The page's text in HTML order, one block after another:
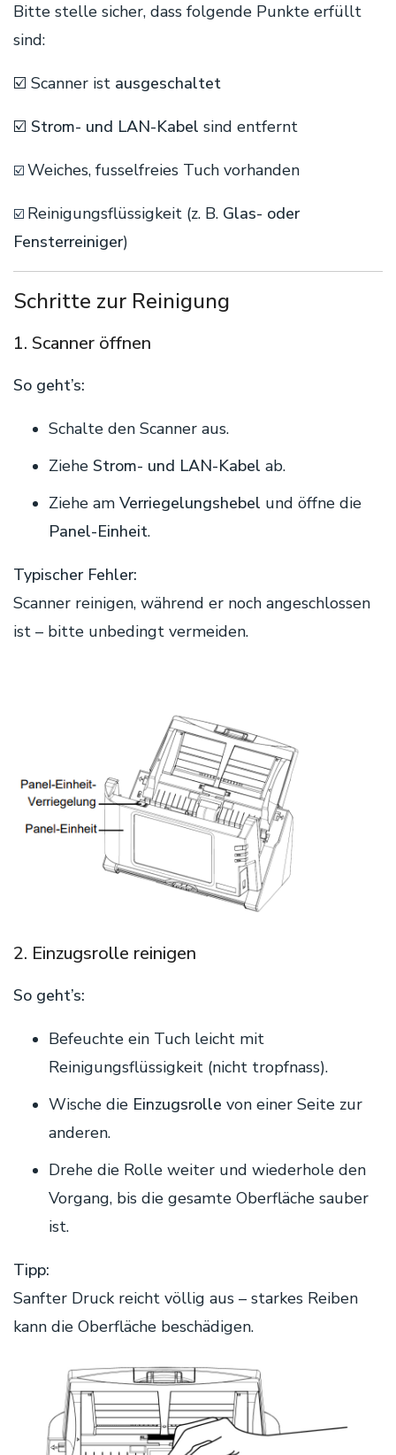
Bitte stelle sicher, dass folgende Punkte erfüllt
sind:
☑️ Scanner ist ausgeschaltet
☑️ Strom- und LAN-Kabel sind entfernt
☑️ Weiches, fusselfreies Tuch vorhanden
☑️ Reinigungsflüssigkeit (z. B. Glas- oder
Fensterreiniger)
Schritte zur Reinigung
1. Scanner öffnen
So geht’s:
Schalte den Scanner aus.
Ziehe Strom- und LAN-Kabel ab.
Ziehe am Verriegelungshebel und öffne die
Panel-Einheit.
Typischer Fehler:
Scanner reinigen, während er noch angeschlossen
ist – bitte unbedingt vermeiden.
2. Einzugsrolle reinigen
So geht’s:
Befeuchte ein Tuch leicht mit
Reinigungsflüssigkeit (nicht tropfnass).
Wische die Einzugsrolle von einer Seite zur
anderen.
Drehe die Rolle weiter und wiederhole den
Vorgang, bis die gesamte Oberfläche sauber
ist.
Tipp:
Sanfter Druck reicht völlig aus – starkes Reiben
kann die Oberfläche beschädigen.